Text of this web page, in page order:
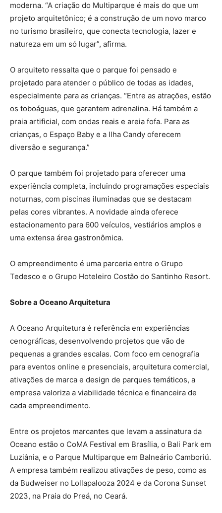
moderna. “A criação do Multiparque é mais do que um
projeto arquitetônico; é a construção de um novo marco
no turismo brasileiro, que conecta tecnologia, lazer e
natureza em um só lugar”, afirma.
O arquiteto ressalta que o parque foi pensado e
projetado para atender o público de todas as idades,
especialmente para as crianças. “Entre as atrações, estão
os toboáguas, que garantem adrenalina. Há também a
praia artificial, com ondas reais e areia fofa. Para as
crianças, o Espaço Baby e a Ilha Candy oferecem
diversão e segurança.”
O parque também foi projetado para oferecer uma
experiência completa, incluindo programações especiais
noturnas, com piscinas iluminadas que se destacam
pelas cores vibrantes. A novidade ainda oferece
estacionamento para 600 veículos, vestiários amplos e
uma extensa área gastronômica.
O empreendimento é uma parceria entre o Grupo
Tedesco e o Grupo Hoteleiro Costão do Santinho Resort.
Sobre a Oceano Arquitetura
A Oceano Arquitetura é referência em experiências
cenográficas, desenvolvendo projetos que vão de
pequenas a grandes escalas. Com foco em cenografia
para eventos online e presenciais, arquitetura comercial,
ativações de marca e design de parques temáticos, a
empresa valoriza a viabilidade técnica e financeira de
cada empreendimento.
Entre os projetos marcantes que levam a assinatura da
Oceano estão o CoMA Festival em Brasília, o Bali Park em
Luziânia, e o Parque Multiparque em Balneário Camboriú.
A empresa também realizou ativações de peso, como as
da Budweiser no Lollapalooza 2024 e da Corona Sunset
2023, na Praia do Preá, no Ceará.